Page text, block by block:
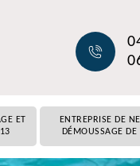
ET
ENTREPRISE DE
DÉMOUSSAGE